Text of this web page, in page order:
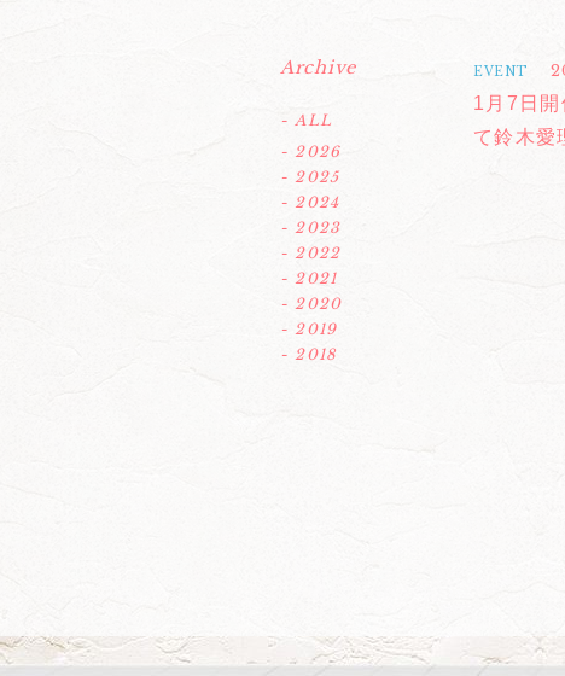
EVENT
1月7日
て鈴木愛
Archive
- ALL
- 2026
- 2025
- 2024
- 2023
- 2022
- 2021
- 2020
- 2019
- 2018